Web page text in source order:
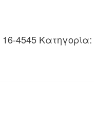
16-4545 Κατηγορία: